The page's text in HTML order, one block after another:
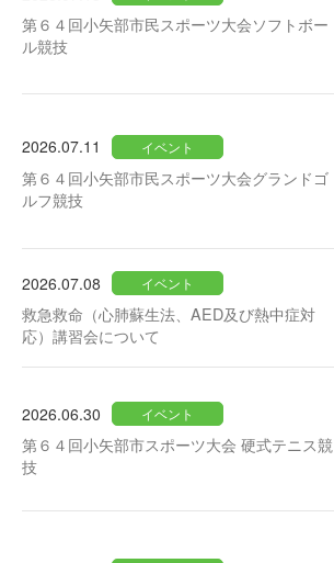
第６４回小矢部市民スポーツ大会ソフトボー
ル競技
2026.07.11 イベント
第６４回小矢部市民スポーツ大会グランドゴ
ルフ競技
2026.07.08 イベント
救急救命（心肺蘇生法、AED及び熱中症対
応）講習会について
2026.06.30 イベント
第６４回小矢部市スポーツ大会 硬式テニス競
技